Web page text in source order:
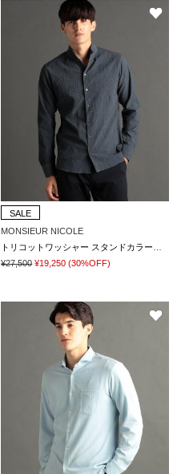
SALE
MONSIEUR NICOLE
¥27,500 ¥19,250 (30%OFF)